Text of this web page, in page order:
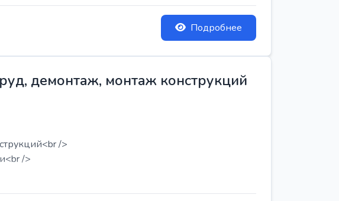
Подробнее
демонтаж, монтаж конструкций
/>
/>